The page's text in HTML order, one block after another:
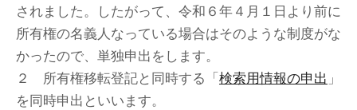
されました。したがって、令和６年４月１日より前に
所有権の名義人なっている場合はそのような制度がな
かったので、単独申出をします。
２ 所有権移転登記と同時する「検索用情報の申出 」
を同時申出といいます。